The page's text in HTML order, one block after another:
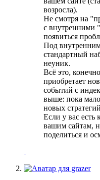
возросла).
Не смотря на
с внутренними
появиться
Под
стандартный
неуник.
Всё это,
приобретает
событий с
выше: пока
новых
Если у вас есть
вашим сайтам,
поделиться и